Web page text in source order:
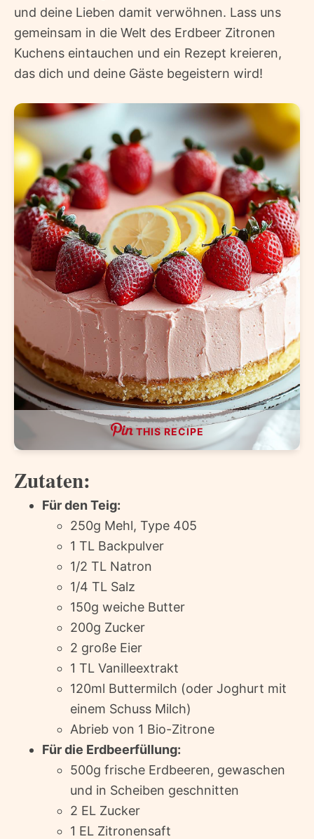
und deine Lieben damit verwöhnen. Lass uns
gemeinsam in die Welt des Erdbeer Zitronen
Kuchens eintauchen und ein Rezept kreieren,
das dich und deine Gäste begeistern wird!
THIS RECIPE
Zutaten:
Für den Teig:
250g Mehl, Type 405
1 TL Backpulver
1/2 TL Natron
1/4 TL Salz
150g weiche Butter
200g Zucker
2 große Eier
1 TL Vanilleextrakt
120ml Buttermilch (oder Joghurt mit
einem Schuss Milch)
Abrieb von 1 Bio-Zitrone
Für die Erdbeerfüllung:
500g frische Erdbeeren, gewaschen
und in Scheiben geschnitten
2 EL Zucker
1 EL Zitronensaft